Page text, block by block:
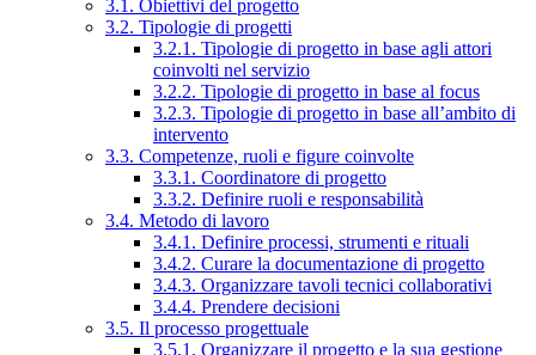
3.1. Obiettivi del progetto
3.2. Tipologie di progetti
3.2.1. Tipologie di progetto in base agli attori
coinvolti nel servizio
3.2.2. Tipologie di progetto in base al focus
3.2.3. Tipologie di progetto in base all’ambito di
intervento
3.3. Competenze, ruoli e figure coinvolte
3.3.1. Coordinatore di progetto
3.3.2. Definire ruoli e responsabilità
3.4. Metodo di lavoro
3.4.1. Definire processi, strumenti e rituali
3.4.2. Curare la documentazione di progetto
3.4.3. Organizzare tavoli tecnici collaborativi
3.4.4. Prendere decisioni
3.5. Il processo progettuale
3.5.1. Organizzare il progetto e la sua gestione